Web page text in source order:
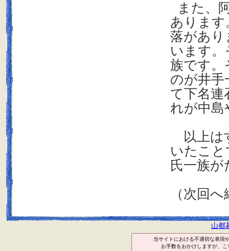
また、
あります
落があり
います
族です。
のが井手
て下名連
れが中島
以上は
いたこ
氏一族
（次回
山都
当サイトにおける不適切な表現
お手数をおかけしますが、こ